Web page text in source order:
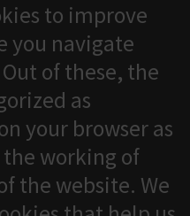
to improve
you navigate
of these, the
as
your browser as
working of
the website. We